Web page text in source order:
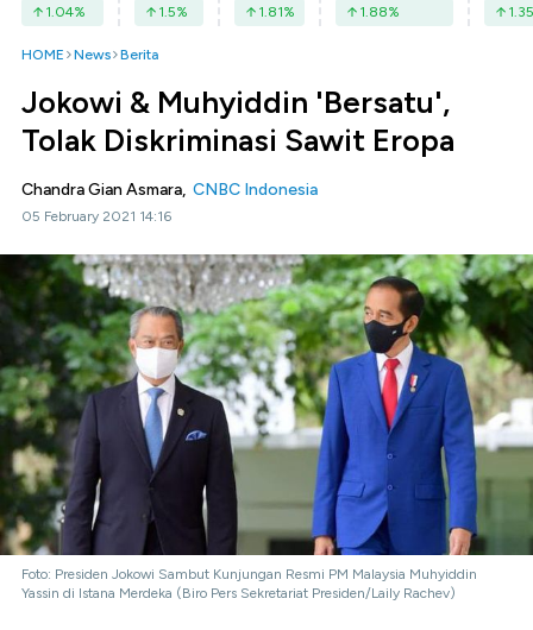
1.04% 1.5% 1.81% 1.88% 1.35
HOME News Berita
Jokowi & Muhyiddin 'Bersatu',
Tolak Diskriminasi Sawit Eropa
Chandra Gian Asmara, CNBC Indonesia
05 February 2021 14:16
Foto: Presiden Jokowi Sambut Kunjungan Resmi PM Malaysia Muhyiddin
Yassin di Istana Merdeka (Biro Pers Sekretariat Presiden/Laily Rachev)